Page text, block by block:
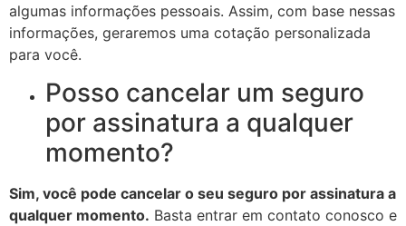
algumas informações pessoais. Assim, com base nessas
informações, geraremos uma cotação personalizada
para você.
Posso cancelar um seguro
por assinatura a qualquer
momento?
Sim, você pode cancelar o seu seguro por assinatura a
qualquer momento. Basta entrar em contato conosco e